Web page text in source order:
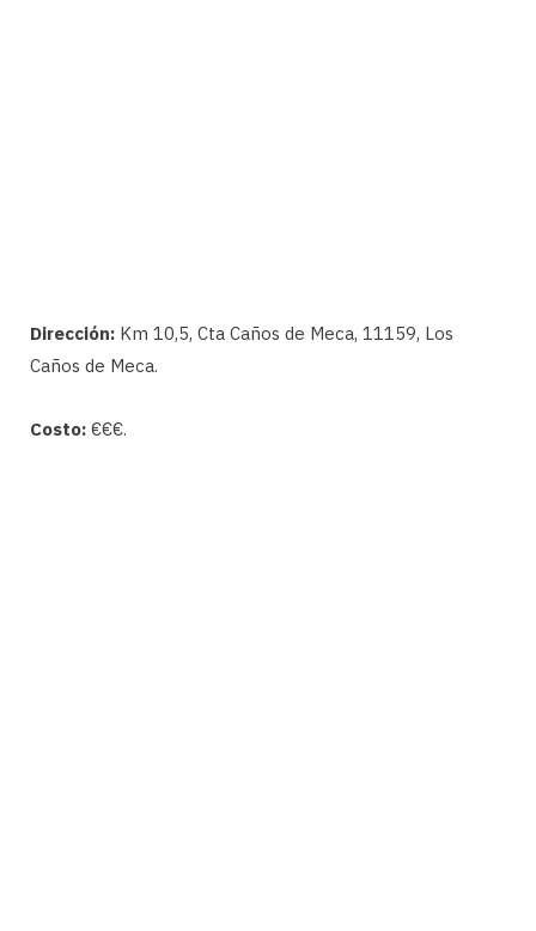
Dirección: Km 10,5, Cta Caños de Meca, 11159, Los
Caños de Meca.
Costo: €€€.